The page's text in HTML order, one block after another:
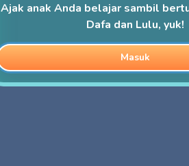
Ajak anak Anda belajar sambil
Dafa dan Lulu, yuk!
Masuk